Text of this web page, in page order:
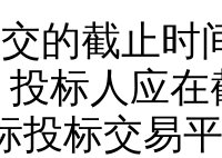
的截止时
投标人应
投标交易